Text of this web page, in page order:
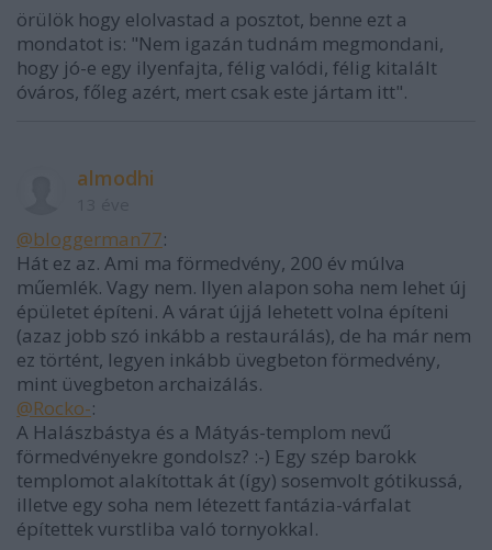
örülök hogy elolvastad a posztot, benne ezt a
mondatot is: "Nem igazán tudnám megmondani,
hogy jó-e egy ilyenfajta, félig valódi, félig kitalált
óváros, főleg azért, mert csak este jártam itt".
almodhi
@bloggerman77:
Hát ez az. Ami ma förmedvény, 200 év múlva
műemlék. Vagy nem. Ilyen alapon soha nem lehet új
épületet építeni. A várat újjá lehetett volna építeni
(azaz jobb szó inkább a restaurálás), de ha már nem
ez történt, legyen inkább üvegbeton förmedvény,
mint üvegbeton archaizálás.
@Rocko-:
A Halászbástya és a Mátyás-templom nevű
förmedvényekre gondolsz? :-) Egy szép barokk
templomot alakítottak át (így) sosemvolt gótikussá,
illetve egy soha nem létezett fantázia-várfalat
építettek vurstliba való tornyokkal.